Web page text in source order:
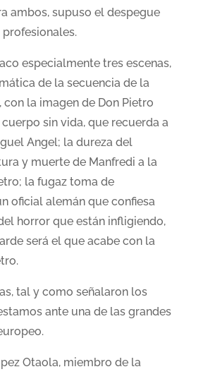
ambos, supuso el despegue
especialmente tres escenas,
de la secuencia de la
con la imagen de Don Pietro
sin vida, que recuerda a
Angel; la dureza del
y muerte de Manfredi a la
la fugaz toma de
oficial alemán que confiesa
horror que están infligiendo,
será el que acabe con la
tal y como señalaron los
ante una de las grandes
Otaola, miembro de la